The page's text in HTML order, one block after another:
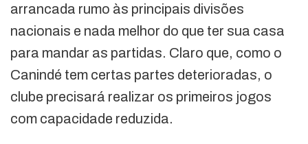
arrancada rumo às principais divisões
nacionais e nada melhor do que ter sua casa
para mandar as partidas. Claro que, como o
Canindé tem certas partes deterioradas, o
clube precisará realizar os primeiros jogos
com capacidade reduzida.